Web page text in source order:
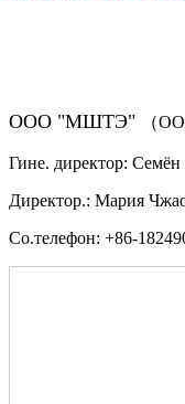
ООО "МШТЭ" （
Гине. директор:
Директор.: Мария
Со.телефон: +86-